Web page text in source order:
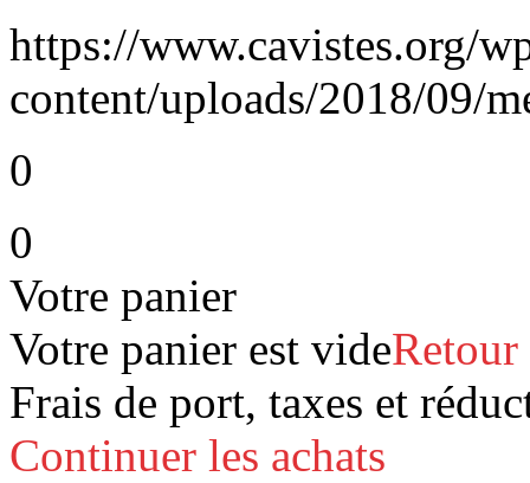
https://www.cavistes.org/
content/uploads/2018/09/
0
0
Votre panier
Votre panier est vide
Frais de port, taxes et
Continuer les achats